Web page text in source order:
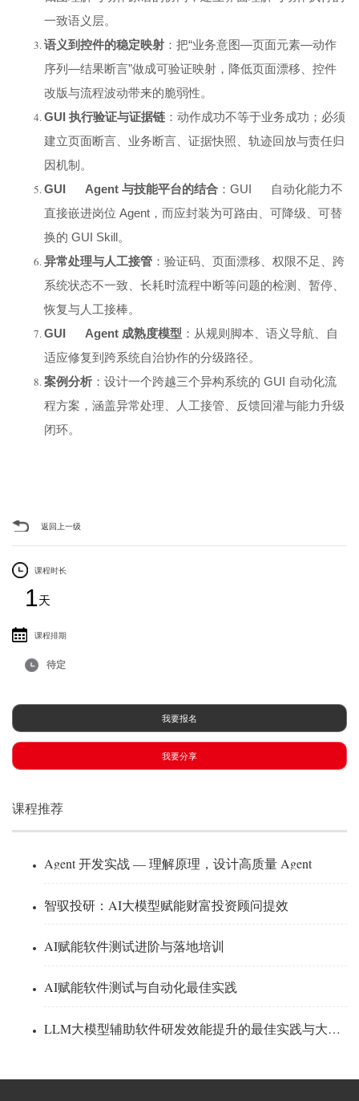
一致语义层。
语义到控件的稳定映射 ：把“业务意图—页面元素—动作
序列—结果断言”做成可验证映射，降低页面漂移、控件
改版与流程波动带来的脆弱性。
GUI 执行验证与证据链 ：动作成功不等于业务成功；必须
建立页面断言、业务断言、证据快照、轨迹回放与责任归
因机制。
GUI Agent 与技能平台的结合 ：GUI 自动化能力不
直接嵌进岗位 Agent，而应封装为可路由、可降级、可替
换的 GUI Skill。
异常处理与人工接管 ：验证码、页面漂移、权限不足、跨
系统状态不一致、长耗时流程中断等问题的检测、暂停、
恢复与人工接棒。
GUI Agent 成熟度模型 ：从规则脚本、语义导航、自
适应修复到跨系统自治协作的分级路径。
案例分析 ：设计一个跨越三个异构系统的 GUI 自动化流
程方案，涵盖异常处理、人工接管、反馈回灌与能力升级
闭环。
返回上一级
课程时长
1天
课程排期
待定
我要报名
我要分享
课程推荐
Agent 开发实战 — 理解原理，设计高质量 Agent
智驭投研：AI大模型赋能财富投资顾问提效
AI赋能软件测试进阶与落地培训
AI赋能软件测试与自动化最佳实践
LLM大模型辅助软件研发效能提升的最佳实践与大厂实战案例解读-中金